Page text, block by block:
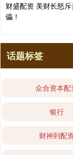
财盛配资 美财长怒
儡！
话题标签
众合资本配
银行
财神到配